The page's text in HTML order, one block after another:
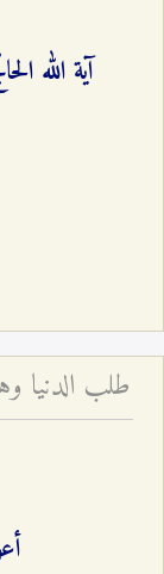
آية الله
طلب الدنيا